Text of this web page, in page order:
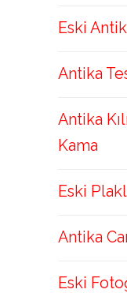
Eski
Antika
Antika
Kama
Eski
Antika
Eski